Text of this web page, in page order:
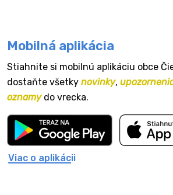
Mobilná aplikácia
Stiahnite si mobilnú aplikáciu obce
dostaňte všetky novinky,
oznamydo vrecka.
Viac o aplikácii